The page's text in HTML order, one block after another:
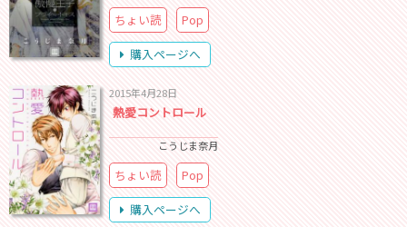
ちょい読
Pop
購入ページへ
2015年4月28日
熱愛コントロール
こうじま奈月
ちょい読
Pop
購入ページへ